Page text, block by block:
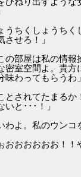
うちくしょうちく
させろ！」
の部屋は私の情報
密室空間よ。貴方
味わってもらうわ」
とされてたまるか
いと･･･！」
わよ。私のウンコ
おおおおおお！！